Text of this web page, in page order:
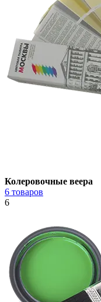
Колеровочные веера
6 товаров
6